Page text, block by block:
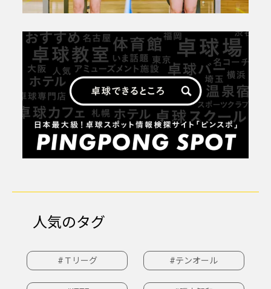
人気のタグ
#Ｔリーグ #テンオール